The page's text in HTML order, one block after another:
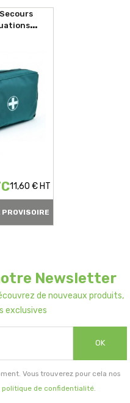
11,60 € HT
Newsletter
de nouveaux produits,
exclusives
OK
Vous trouverez pour cela nos
politique de confidentialité.